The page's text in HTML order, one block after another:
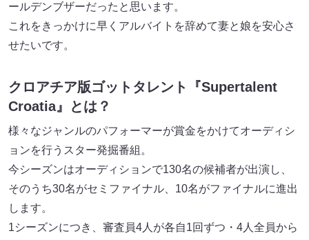
ールデンブザーだったと思います。
これをきっかけに早くアルバイトを辞めて妻と娘を安心さ
せたいです。
クロアチア版ゴットタレント『Supertalent
Croatia』とは？
様々なジャンルのパフォーマーが賞金をかけてオーディシ
ョンを行うスター発掘番組。
今シーズンはオーディションで130名の候補者が出演し、
そのうち30名がセミファイナル、10名がファイナルに進出
します。
1シーズンにつき、審査員4人が各自1回ずつ・4人全員から